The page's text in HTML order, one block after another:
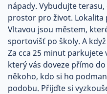
nápady. Vybudujte
prostor pro život. Lokalita
Vltavou jsou městem,
sportovišť po školy. A
Za cca 25 minut parkujete
který vás doveze přímo
někoho, kdo si ho
podobu. Přijďte si